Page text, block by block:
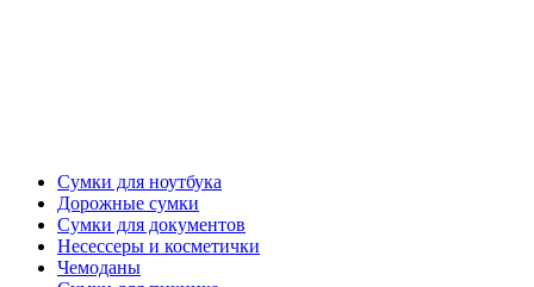
Сумки для ноутбука
Дорожные сумки
Сумки для документов
Несессеры и косметички
Чемоданы